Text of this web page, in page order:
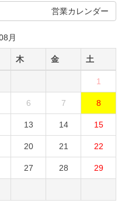
営業カレンダー
月
木 金 土
1
6 7 8
13 14 15
20 21 22
27 28 29